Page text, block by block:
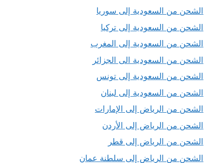
الشحن من السعودية إلى سوريا
الشحن من السعودية إلى تركيا
الشحن من السعودية إلى المغرب
الشحن من السعودية الى الجزائر
الشحن من السعودية إلى تونس
الشحن من السعودية إلى لبنان
الشحن من الرياض إلى الإمارات
الشحن من الرياض إلى الأردن
الشحن من الرياض إلى قطر
الشحن من الرياض إلى سلطنة عمان